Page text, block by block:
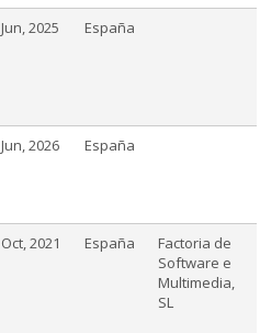
Jun, 2025 España
Jun, 2026 España
Oct, 2021 España
Factoria de
Software e
Multimedia,
SL